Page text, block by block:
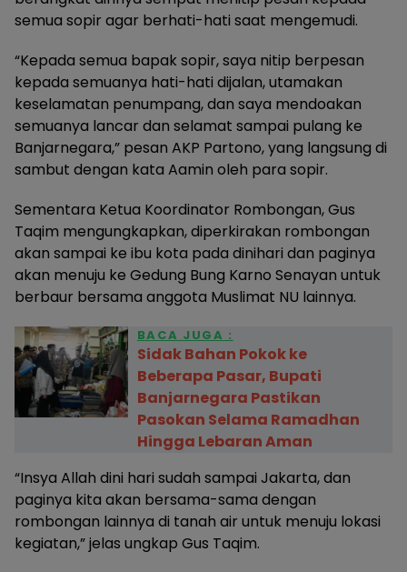
semua sopir agar berhati-hati saat mengemudi.
“Kepada semua bapak sopir, saya nitip berpesan
kepada semuanya hati-hati dijalan, utamakan
keselamatan penumpang, dan saya mendoakan
semuanya lancar dan selamat sampai pulang ke
Banjarnegara,” pesan AKP Partono, yang langsung di
sambut dengan kata Aamin oleh para sopir.
Sementara Ketua Koordinator Rombongan, Gus
Taqim mengungkapkan, diperkirakan rombongan
akan sampai ke ibu kota pada dinihari dan paginya
akan menuju ke Gedung Bung Karno Senayan untuk
berbaur bersama anggota Muslimat NU lainnya.
BACA JUGA :
Sidak Bahan Pokok ke
Beberapa Pasar, Bupati
Banjarnegara Pastikan
Pasokan Selama Ramadhan
Hingga Lebaran Aman
“Insya Allah dini hari sudah sampai Jakarta, dan
paginya kita akan bersama-sama dengan
rombongan lainnya di tanah air untuk menuju lokasi
kegiatan,” jelas ungkap Gus Taqim.